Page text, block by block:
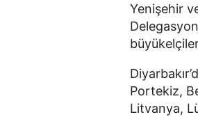
Yenişehir
Portekiz,
Litvanya,